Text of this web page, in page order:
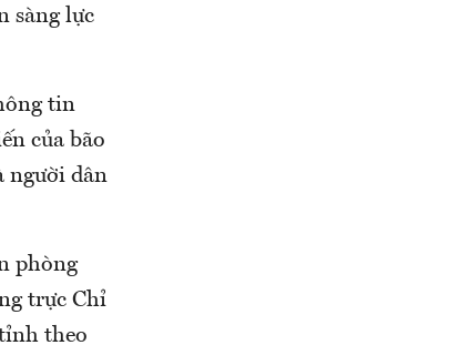
sàng lực
tin
của bão
người dân
phòng
trực Chỉ
theo